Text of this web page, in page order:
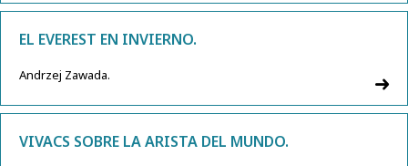
EL EVEREST EN INVIERNO.
Andrzej Zawada.
VIVACS SOBRE LA ARISTA DEL MUNDO.